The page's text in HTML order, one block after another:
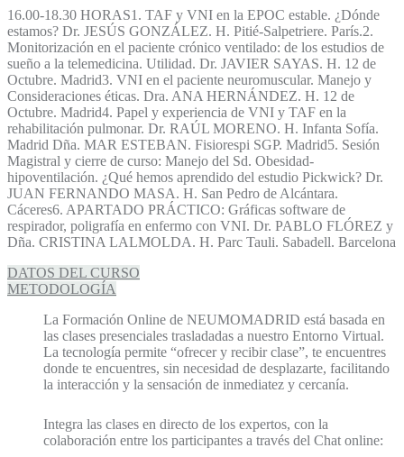
16.00-18.30 HORAS1. TAF y VNI en la EPOC estable. ¿Dónde
estamos? Dr. JESÚS GONZÁLEZ. H. Pitié-Salpetriere. París.2.
Monitorización en el paciente crónico ventilado: de los estudios de
sueño a la telemedicina. Utilidad. Dr. JAVIER SAYAS. H. 12 de
Octubre. Madrid3. VNI en el paciente neuromuscular. Manejo y
Consideraciones éticas. Dra. ANA HERNÁNDEZ. H. 12 de
Octubre. Madrid4. Papel y experiencia de VNI y TAF en la
rehabilitación pulmonar. Dr. RAÚL MORENO. H. Infanta Sofía.
Madrid Dña. MAR ESTEBAN. Fisiorespi SGP. Madrid5. Sesión
Magistral y cierre de curso: Manejo del Sd. Obesidad-
hipoventilación. ¿Qué hemos aprendido del estudio Pickwick? Dr.
JUAN FERNANDO MASA. H. San Pedro de Alcántara.
Cáceres6. APARTADO PRÁCTICO: Gráficas software de
respirador, poligrafía en enfermo con VNI. Dr. PABLO FLÓREZ y
Dña. CRISTINA LALMOLDA. H. Parc Tauli. Sabadell. Barcelona
DATOS DEL CURSO
METODOLOGÍA
La Formación Online de NEUMOMADRID está basada en
las clases presenciales trasladadas a nuestro Entorno Virtual.
La tecnología permite “ofrecer y recibir clase”, te encuentres
donde te encuentres, sin necesidad de desplazarte, facilitando
la interacción y la sensación de inmediatez y cercanía.
Integra las clases en directo de los expertos, con la
colaboración entre los participantes a través del Chat online: